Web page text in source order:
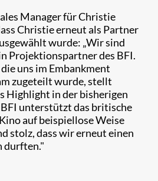
Manager für Christie
Christie erneut als Partner
wurde: „Wir sind
Projektionspartner des BFI.
uns im Embankment
zugeteilt wurde, stellt
Highlight in der bisherigen
BFI unterstützt das britische
auf beispiellose Weise
stolz, dass wir erneut einen
durften."